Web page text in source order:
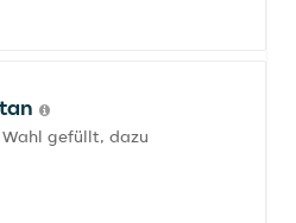
gefüllt, dazu